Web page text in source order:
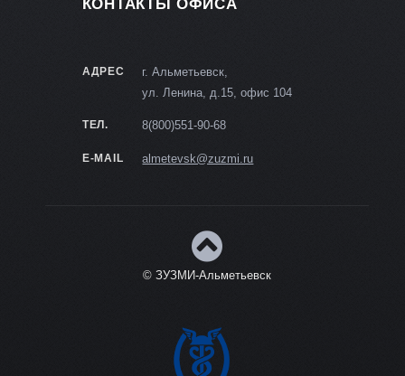
АДРЕС
г. Альметьевск,
ул. Ленина, д.15, офис 104
ТЕЛ. 8(800)551-90-68
E-MAIL almetevsk@zuzmi.ru
© ЗУЗМИ-Альметьевск